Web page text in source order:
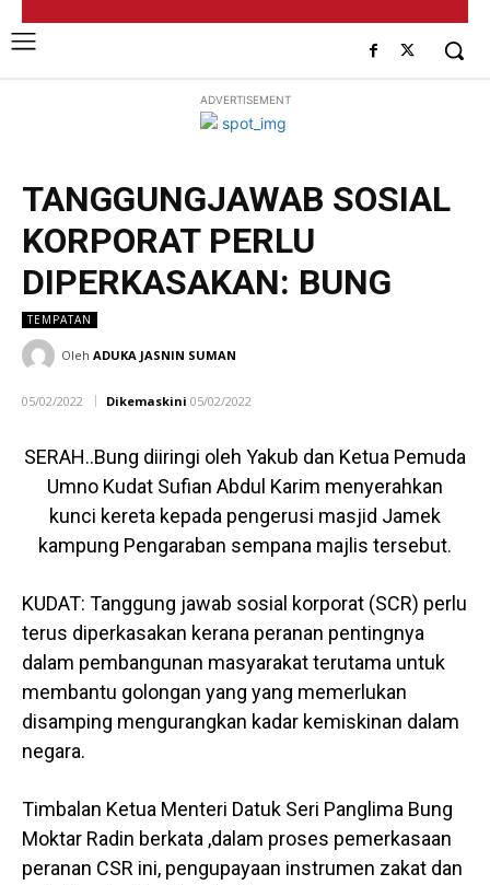
ADVERTISEMENT
TANGGUNGJAWAB SOSIAL
KORPORAT PERLU
DIPERKASAKAN: BUNG
TEMPATAN
Oleh ADUKA JASNIN SUMAN
05/02/2022 Dikemaskini 05/02/2022
SERAH..Bung diiringi oleh Yakub dan Ketua Pemuda
Umno Kudat Sufian Abdul Karim menyerahkan
kunci kereta kepada pengerusi masjid Jamek
kampung Pengaraban sempana majlis tersebut.
KUDAT: Tanggung jawab sosial korporat (SCR) perlu
terus diperkasakan kerana peranan pentingnya
dalam pembangunan masyarakat terutama untuk
membantu golongan yang yang memerlukan
disamping mengurangkan kadar kemiskinan dalam
negara.
Timbalan Ketua Menteri Datuk Seri Panglima Bung
Moktar Radin berkata ,dalam proses pemerkasaan
peranan CSR ini, pengupayaan instrumen zakat dan